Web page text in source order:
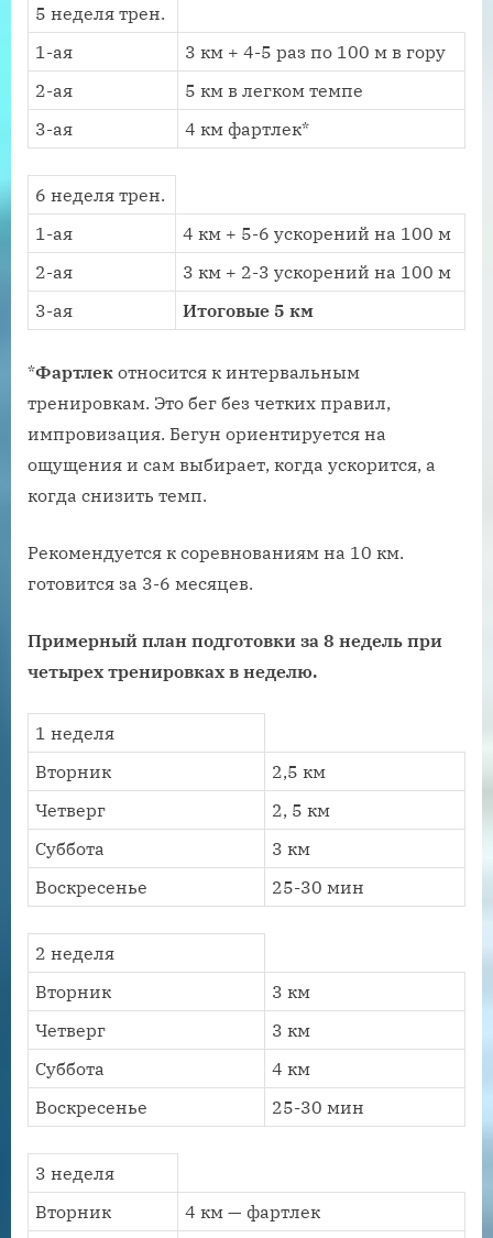
5 неделя трен.
1-ая
3 км + 4-5 раз по 100 м в гору
2-ая
5 км в легком темпе
3-ая
4 км фартлек*
6 неделя трен.
1-ая
4 км + 5-6 ускорений на 100 м
2-ая
3 км + 2-3 ускорений на 100 м
3-ая
Итоговые 5 км
*Фартлек относится к интервальным
тренировкам. Это бег без четких правил,
импровизация. Бегун ориентируется на
ощущения и сам выбирает, когда ускорится, а
когда снизить темп.
Рекомендуется к соревнованиям на 10 км.
готовится за 3-6 месяцев.
Примерный план подготовки за 8 недель при
четырех тренировках в неделю.
1 неделя
Вторник
2,5 км
Четверг
2, 5 км
Суббота
3 км
Воскресенье
25-30 мин
2 неделя
Вторник
3 км
Четверг
3 км
Суббота
4 км
Воскресенье
25-30 мин
3 неделя
Вторник
4 км — фартлек